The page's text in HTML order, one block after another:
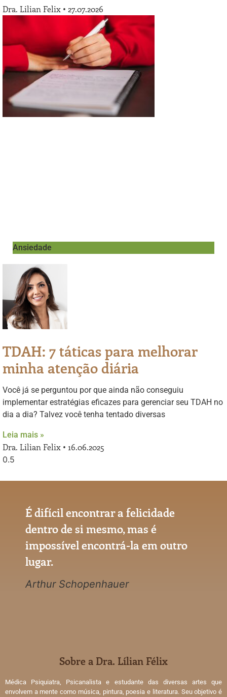
Dra. Lilian Felix 27.07.2026
Ansiedade
TDAH: 7 táticas para melhorar
minha atenção diária
Você já se perguntou por que ainda não conseguiu
implementar estratégias eficazes para gerenciar seu TDAH no
dia a dia? Talvez você tenha tentado diversas
Leia mais »
Dra. Lilian Felix 16.06.2025
É difícil encontrar a felicidade
dentro de si mesmo, mas é
impossível encontrá-la em outro
lugar.
Arthur Schopenhauer
Sobre a Dra. Lílian Félix
Médica Psiquiatra, Psicanalista e estudante das diversas artes que
envolvem a mente como música, pintura, poesia e literatura. Seu objetivo é